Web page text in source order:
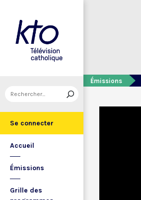
Se connecter
Accueil
Émissions
Grille des
Émissions